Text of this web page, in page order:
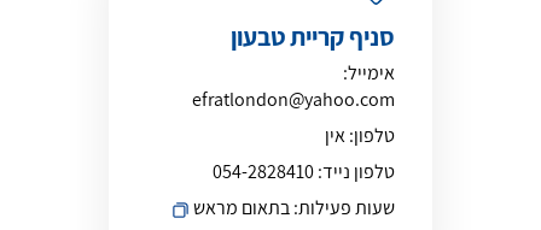
סניף קריית טבעון
אימייל:
efratlondon@yahoo.com
טלפון:אין
טלפון נייד:054-2828410
שעות פעילות:בתאום מראש